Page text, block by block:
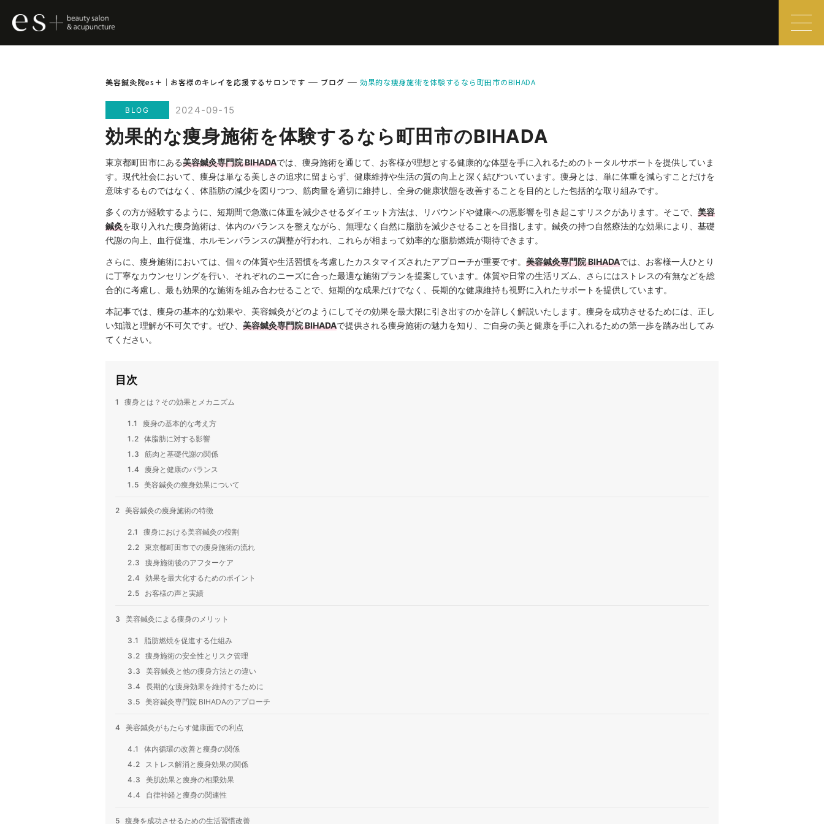
美容鍼灸院es＋｜お客様のキレイを応援するサロンです ブログ 効果的な痩身施術を体験するなら町田市のBIHADA
BLOG 2024-09-15
効果的な痩身施術を体験するなら町田市のBIHADA
東京都町田市にある美容鍼灸専門院 BIHADAでは、痩身施術を通じて、お客様が理想とする健康的な体型を手に入れるためのトータルサポートを提供していま
す。現代社会において、痩身は単なる美しさの追求に留まらず、健康維持や生活の質の向上と深く結びついています。痩身とは、単に体重を減らすことだけを
意味するものではなく、体脂肪の減少を図りつつ、筋肉量を適切に維持し、全身の健康状態を改善することを目的とした包括的な取り組みです。
多くの方が経験するように、短期間で急激に体重を減少させるダイエット方法は、リバウンドや健康への悪影響を引き起こすリスクがあります。そこで、 美容
鍼灸を取り入れた痩身施術は、体内のバランスを整えながら、無理なく自然に脂肪を減少させることを目指します。鍼灸の持つ自然療法的な効果により、基礎
代謝の向上、血行促進、ホルモンバランスの調整が行われ、これらが相まって効率的な脂肪燃焼が期待できます。
さらに、痩身施術においては、個々の体質や生活習慣を考慮したカスタマイズされたアプローチが重要です。 美容鍼灸専門院 BIHADAでは、お客様一人ひとり
に丁寧なカウンセリングを行い、それぞれのニーズに合った最適な施術プランを提案しています。体質や日常の生活リズム、さらにはストレスの有無などを総
合的に考慮し、最も効果的な施術を組み合わせることで、短期的な成果だけでなく、長期的な健康維持も視野に入れたサポートを提供しています。
本記事では、痩身の基本的な効果や、美容鍼灸がどのようにしてその効果を最大限に引き出すのかを詳しく解説いたします。痩身を成功させるためには、正し
い知識と理解が不可欠です。ぜひ、 美容鍼灸専門院 BIHADAで提供される痩身施術の魅力を知り、ご自身の美と健康を手に入れるための第一歩を踏み出してみ
てください。
目次
1 痩身とは？その効果とメカニズム
1.1
痩身の基本的な考え方
1.2 体脂肪に対する影響
1.3
筋肉と基礎代謝の関係
1.4
痩身と健康のバランス
1.5 美容鍼灸の痩身効果について
2 美容鍼灸の痩身施術の特徴
2.1
痩身における美容鍼灸の役割
2.2 東京都町田市での痩身施術の流れ
2.3
痩身施術後のアフターケア
2.4
効果を最大化するためのポイント
2.5
お客様の声と実績
3 美容鍼灸による痩身のメリット
3.1
脂肪燃焼を促進する仕組み
3.2 痩身施術の安全性とリスク管理
3.3
美容鍼灸と他の痩身方法との違い
3.4
長期的な痩身効果を維持するために
3.5 美容鍼灸専門院 BIHADAのアプローチ
4 美容鍼灸がもたらす健康面での利点
4.1
体内循環の改善と痩身の関係
4.2
ストレス解消と痩身効果の関係
4.3
美肌効果と痩身の相乗効果
4.4
自律神経と痩身の関連性
5 痩身を成功させるための生活習慣改善